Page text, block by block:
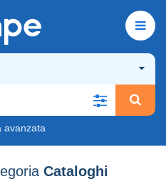
avanzata
Cataloghi